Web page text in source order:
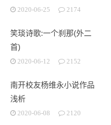
2020-06-25 2174
笑琰诗歌:一个刹那(外二
首)
2020-06-12 2152
南开校友杨维永小说作品
浅析
2020-06-08 2120